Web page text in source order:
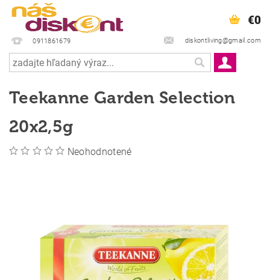
0911861679 diskontliving@gmail.com
€0
Teekanne Garden Selection
20x2,5g
Neohodnotené